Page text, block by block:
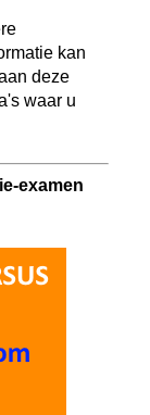
kan
deze
waar u
examen